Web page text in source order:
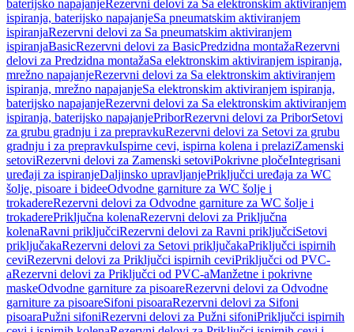
baterijsko napajanjeRezervni delovi za Sa elektronskim aktiviranjem
ispiranja, baterijsko napajanjeSa pneumatskim aktiviranjem
ispiranjaRezervni delovi za Sa pneumatskim aktiviranjem
ispiranjaBasicRezervni delovi za BasicPredzidna montažaRezervni
delovi za Predzidna montažaSa elektronskim aktiviranjem ispiranja,
mrežno napajanjeRezervni delovi za Sa elektronskim aktiviranjem
ispiranja, mrežno napajanjeSa elektronskim aktiviranjem ispiranja,
baterijsko napajanjeRezervni delovi za Sa elektronskim aktiviranjem
ispiranja, baterijsko napajanjePriborRezervni delovi za PriborSetovi
za grubu gradnju i za prepravkuRezervni delovi za Setovi za grubu
gradnju i za prepravkuIspirne cevi, ispirna kolena i prelaziZamenski
setoviRezervni delovi za Zamenski setoviPokrivne pločeIntegrisani
uređaji za ispiranjeDaljinsko upravljanjePriključci uređaja za WC
šolje, pisoare i bideeOdvodne garniture za WC šolje i
trokadereRezervni delovi za Odvodne garniture za WC šolje i
trokaderePriključna kolenaRezervni delovi za Priključna
kolenaRavni priključciRezervni delovi za Ravni priključciSetovi
priključakaRezervni delovi za Setovi priključakaPriključci ispirnih
ceviRezervni delovi za Priključci ispirnih ceviPriključci od PVC-
aRezervni delovi za Priključci od PVC-aManžetne i pokrivne
maskeOdvodne garniture za pisoareRezervni delovi za Odvodne
garniture za pisoareSifoni pisoaraRezervni delovi za Sifoni
pisoaraPužni sifoniRezervni delovi za Pužni sifoniPriključci ispirnih